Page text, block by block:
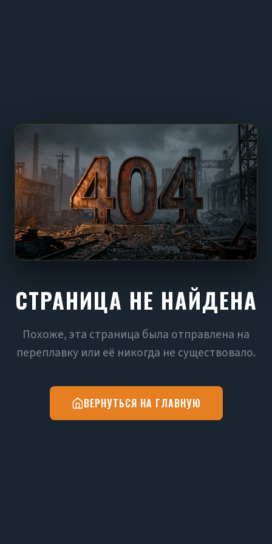
СТРАНИЦА НЕ НАЙДЕНА
Похоже, эта страница была отправлена на
переплавку или её никогда не существовало.
ВЕРНУТЬСЯ НА ГЛАВНУЮ